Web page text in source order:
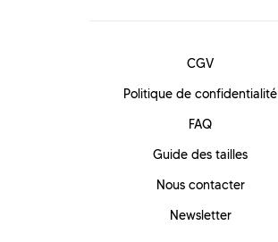
CGV
Politique de confidentialité
FAQ
Guide des tailles
Nous contacter
Newsletter